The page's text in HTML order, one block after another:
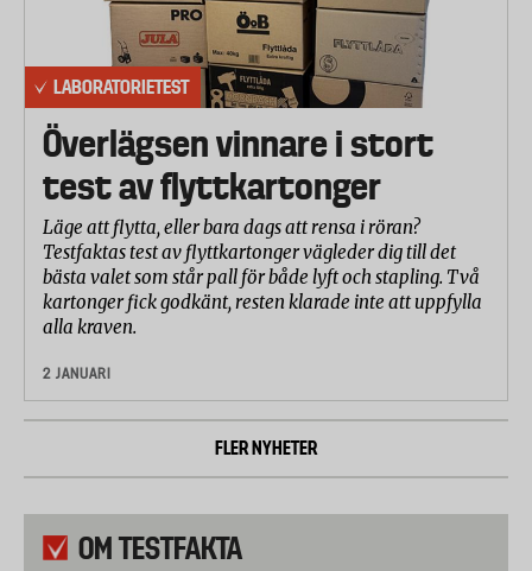
LABORATORIETEST
Överlägsen vinnare i stort
test av flyttkartonger
Läge att flytta, eller bara dags att rensa i röran?
Testfaktas test av flyttkartonger vägleder dig till det
bästa valet som står pall för både lyft och stapling. Två
kartonger fick godkänt, resten klarade inte att uppfylla
alla kraven.
2 JANUARI
FLER NYHETER
OM TESTFAKTA